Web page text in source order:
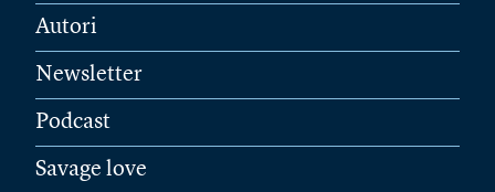
Autori
Newsletter
Podcast
Savage love